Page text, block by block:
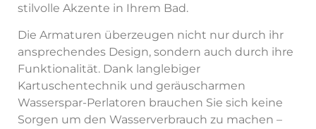
stilvolle Akzente in Ihrem Bad.
Die Armaturen überzeugen nicht nur durch ihr
ansprechendes Design, sondern auch durch ihre
Funktionalität. Dank langlebiger
Kartuschentechnik und geräuscharmen
Wasserspar-Perlatoren brauchen Sie sich keine
Sorgen um den Wasserverbrauch zu machen –